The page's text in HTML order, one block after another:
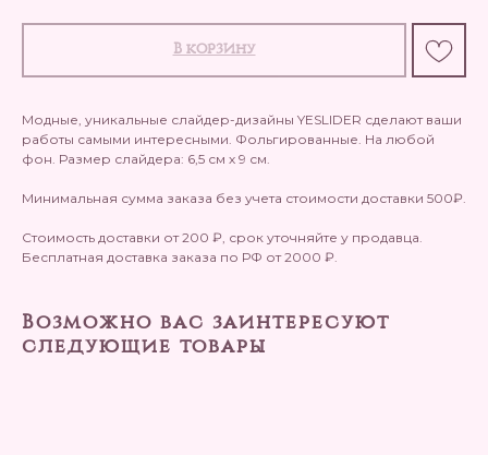
В корзину
Модные, уникальные слайдер-дизайны YESLIDER сделают ваши
работы самыми интересными. Фольгированные. На любой
фон. Размер слайдера: 6,5 см х 9 см.
Минимальная сумма заказа без учета стоимости доставки 500₽.
Стоимость доставки от 200 ₽, срок уточняйте у продавца.
Бесплатная доставка заказа по РФ от 2000 ₽.
Возможно вас заинтересуют
следующие товары